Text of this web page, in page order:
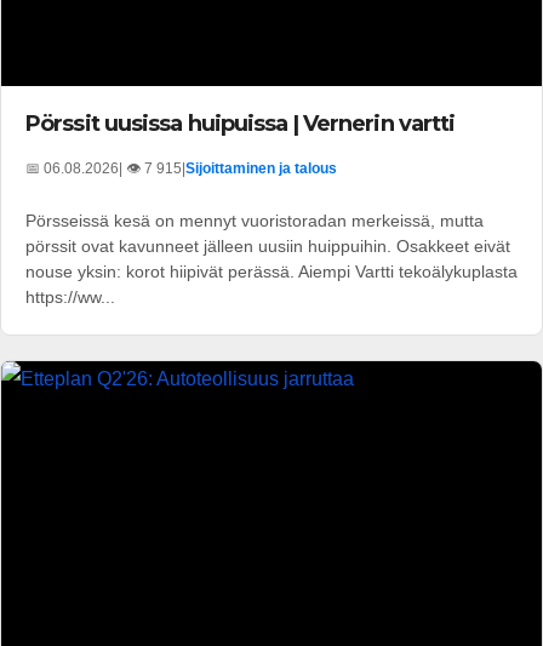
Pörssit uusissa huipuissa | Vernerin vartti
📅 06.08.2026 | 👁️ 7 915 Sijoittaminen ja talous
Pörsseissä kesä on mennyt vuoristoradan merkeissä, mutta
pörssit ovat kavunneet jälleen uusiin huippuihin. Osakkeet eivät
nouse yksin: korot hiipivät perässä. Aiempi Vartti tekoälykuplasta
https://ww...